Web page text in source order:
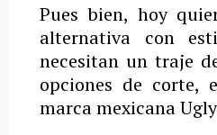
Pues bien, hoy
alternativa con
necesitan un traje
opciones de corte,
marca mexicana